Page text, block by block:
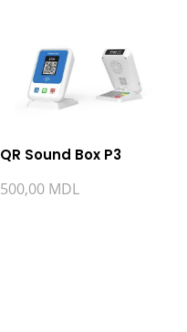
QR Sound Box P3
500,00 MDL